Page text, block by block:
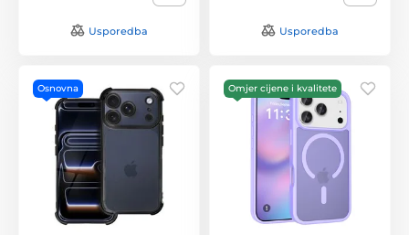
Usporedba Usporedba
Osnovna Omjer cijene i kvalitete